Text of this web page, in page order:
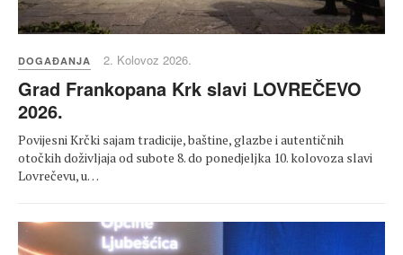
DOGAĐANJA 2. Kolovoz 2026.
Grad Frankopana Krk slavi LOVREČEVO
2026.
Povijesni Krčki sajam tradicije, baštine, glazbe i autentičnih
otočkih doživljaja od subote 8. do ponedjeljka 10. kolovoza slavi
Lovrečevu, u…